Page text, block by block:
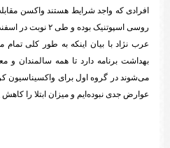
افرادی که واجد شرایط هستند واکسن
روسی اسپوتنیک بوده و طی ۲ نوبت در اسفندماه و فروردین به سالمندان تزریق شده است.
عرب نژاد با بیان اینکه به طور کلی تمام
بهداشت برنامه دارد تا همه سالمندان و
می‌شوند در گروه اول برای واکسیناسیون
عوارض جدی نبوده‌ایم و میزان ابتلا را کاهش